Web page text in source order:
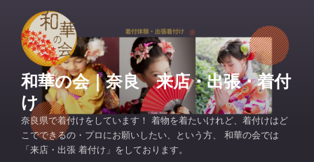
和華の会｜奈良 来店・出張・着付
け
奈良県で着付けをしています！ 着物を着たいけれど、着付けはど
こでできるの・プロにお願いしたい、という方、 和華の会では
「来店・出張 着付け」をしております。